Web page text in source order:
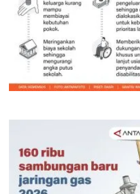
Bansos PKH dan
2026 mulai
Kemarin 09:00